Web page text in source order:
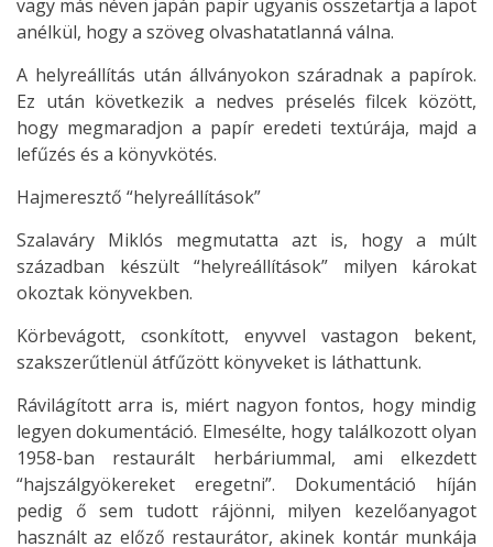
vagy más néven japán papír ugyanis összetartja a lapot
anélkül, hogy a szöveg olvashatatlanná válna.
A helyreállítás után állványokon száradnak a papírok.
Ez után következik a nedves préselés filcek között,
hogy megmaradjon a papír eredeti textúrája, majd a
lefűzés és a könyvkötés.
Hajmeresztő “helyreállítások”
Szalaváry Miklós megmutatta azt is, hogy a múlt
században készült “helyreállítások” milyen károkat
okoztak könyvekben.
Körbevágott, csonkított, enyvvel vastagon bekent,
szakszerűtlenül átfűzött könyveket is láthattunk.
Rávilágított arra is, miért nagyon fontos, hogy mindig
legyen dokumentáció. Elmesélte, hogy találkozott olyan
1958-ban restaurált herbáriummal, ami elkezdett
“hajszálgyökereket eregetni”. Dokumentáció híján
pedig ő sem tudott rájönni, milyen kezelőanyagot
használt az előző restaurátor, akinek kontár munkája